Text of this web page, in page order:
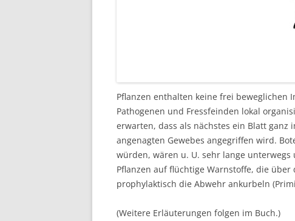
Pflanzen enthalten keine frei beweglichen
Pathogenen und Fressfeinden lokal
erwarten, dass als nächstes ein Blatt
angenagten Gewebes angegriffen wird.
würden, wären u. U. sehr lange
Pflanzen auf flüchtige Warnstoffe, die
prophylaktisch die Abwehr ankurbeln
(Weitere Erläuterungen folgen im Buch.)